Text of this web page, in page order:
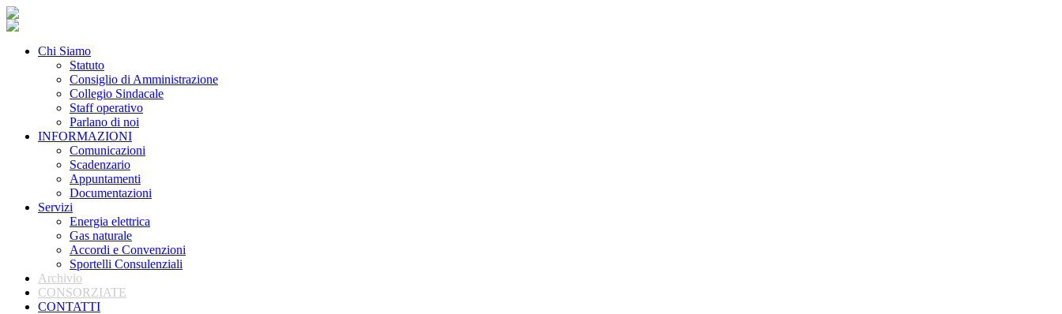
Chi Siamo
Statuto
Consiglio di Amministrazione
Collegio Sindacale
Staff operativo
Parlano di noi
INFORMAZIONI
Comunicazioni
Scadenzario
Appuntamenti
Documentazioni
Servizi
Energia elettrica
Gas naturale
Accordi e Convenzioni
Sportelli Consulenziali
Archivio
CONSORZIATE
CONTATTI